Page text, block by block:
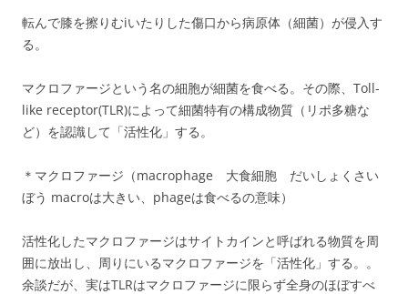
転んで膝を擦りむiいたりした傷口から病原体（細菌）が侵入す
る。
マクロファージという名の細胞が細菌を食べる。その際、Toll-
like receptor(TLR)によって細菌特有の構成物質（リポ多糖な
ど）を認識して「活性化」する。
＊マクロファージ（macrophage 大食細胞 だいしょくさい
ぼう macroは大きい、phageは食べるの意味）
活性化したマクロファージはサイトカインと呼ばれる物質を周
囲に放出し、周りにいるマクロファージを「活性化」する。。
余談だが、実はTLRはマクロファージに限らず全身のほぼすべ